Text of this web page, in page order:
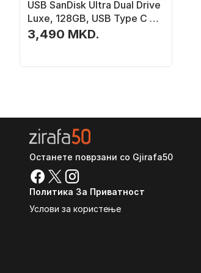
USB SanDisk Ultra Dual Drive
Luxe, 128GB, USB Type C и
USB Type A, нерѓосувачки
челик
3,490 MKD.
Останете поврзани со Gjirafa50
Политика За Приватност
Услови за користење